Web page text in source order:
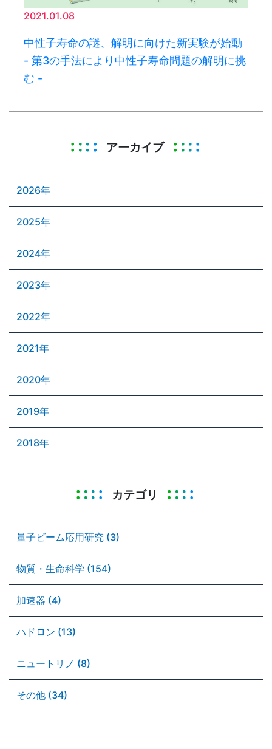
2021.01.08
中性子寿命の謎、解明に向けた新実験が始動
- 第3の手法により中性子寿命問題の解明に挑
む -
アーカイブ
2026年
2025年
2024年
2023年
2022年
2021年
2020年
2019年
2018年
カテゴリ
量子ビーム応用研究 (3)
物質・生命科学 (154)
加速器 (4)
ハドロン (13)
ニュートリノ (8)
その他 (34)